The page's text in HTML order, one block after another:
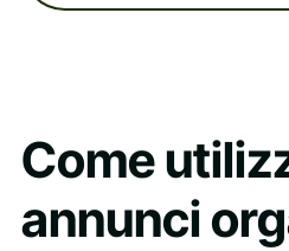
Come
annunci